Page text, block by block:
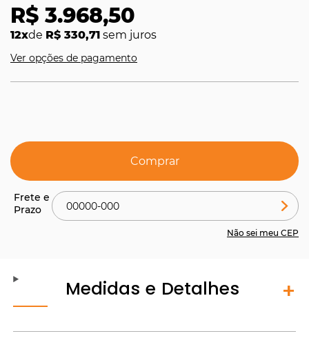
R$ 3.968,50
12xde R$ 330,71 sem juros
Ver opções de pagamento
Comprar
Não sei meu CEP
Medidas e Detalhes